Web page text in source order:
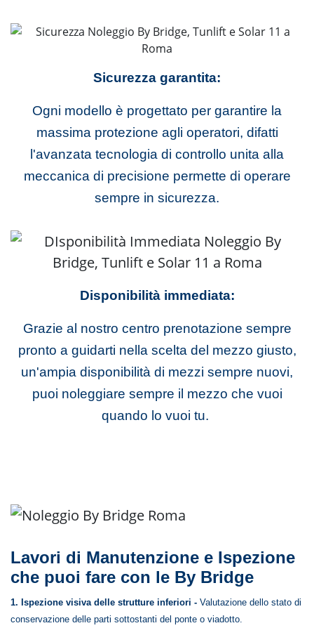
Sicurezza garantita:
Ogni modello è progettato per garantire la
massima protezione agli operatori, difatti
l'avanzata tecnologia di controllo unita alla
meccanica di precisione permette di operare
sempre in sicurezza.
Disponibilità immediata:
Grazie al nostro centro prenotazione sempre
pronto a guidarti nella scelta del mezzo giusto,
un'ampia disponibilità di mezzi sempre nuovi,
puoi noleggiare sempre il mezzo che vuoi
quando lo vuoi tu.
Lavori di Manutenzione e Ispezione
che puoi fare con le By Bridge
1. Ispezione visiva delle strutture inferiori - Valutazione dello stato di
conservazione delle parti sottostanti del ponte o viadotto.